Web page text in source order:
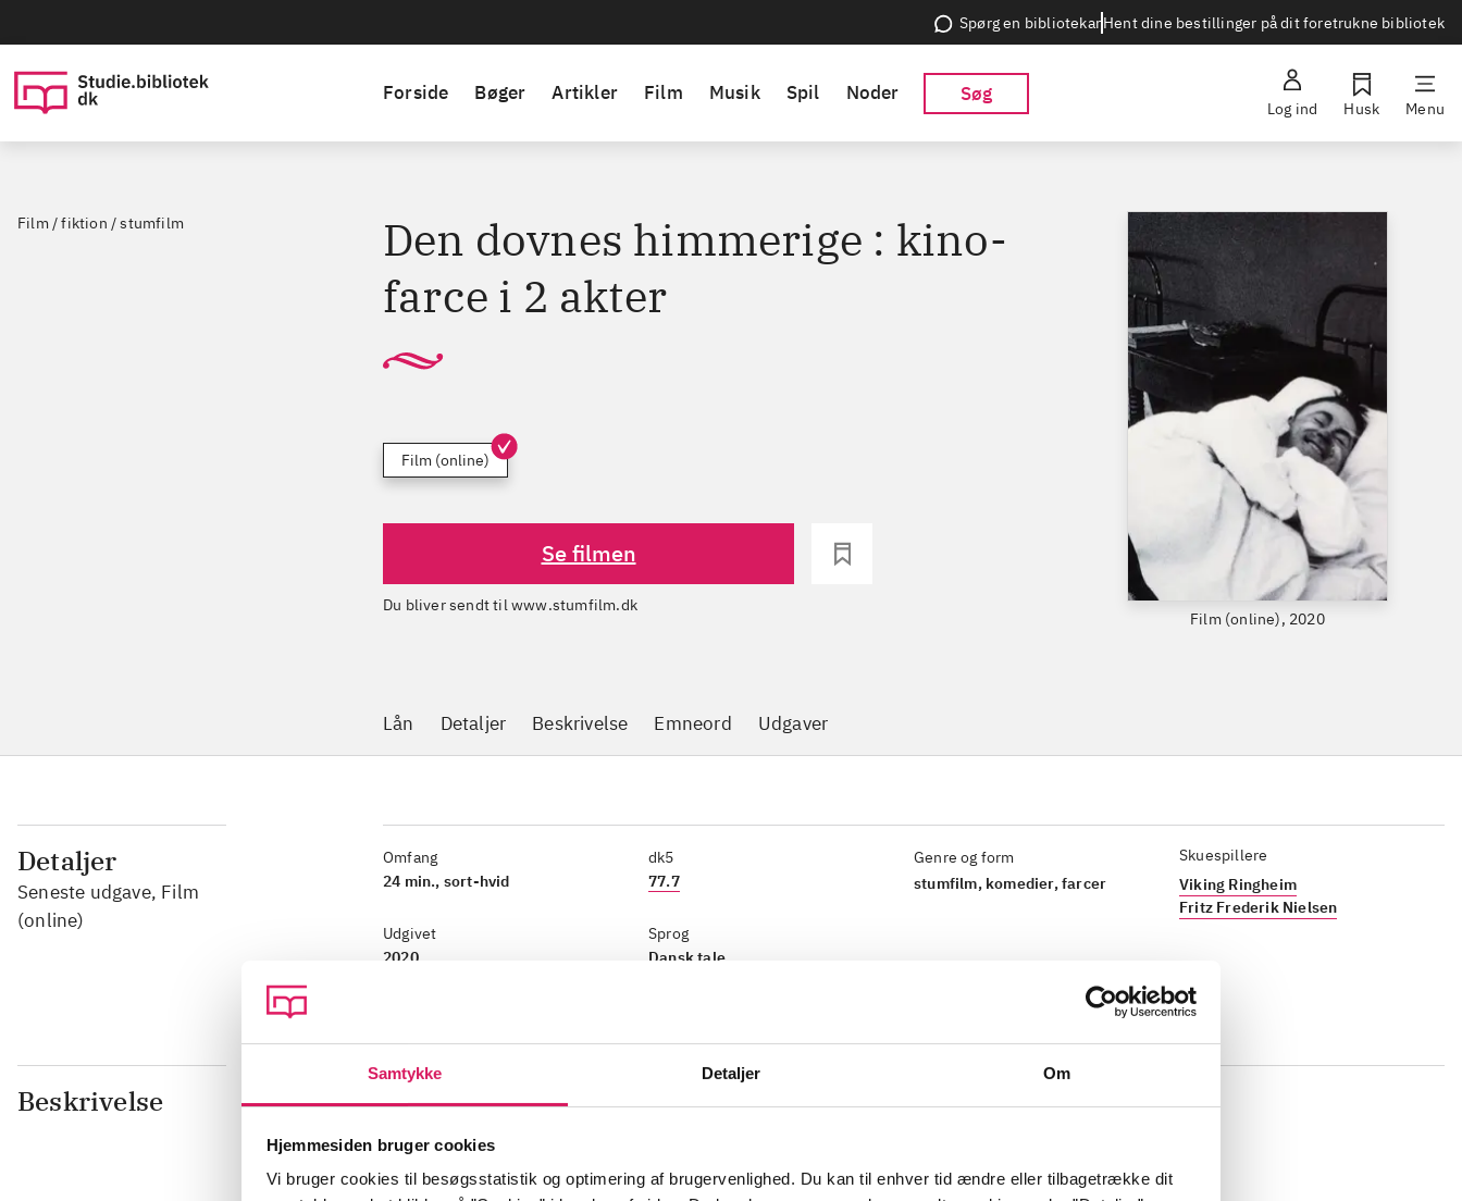
Samtykke Detaljer Om
Hjemmesiden bruger cookies
Vi bruger cookies til besøgsstatistik og optimering af brugervenlighed. Du kan til enhver tid ændre eller tilbagetrække dit
Spørg en bibliotekarHent dine bestillinger på dit foretrukne bibliotek
Forside Bøger Artikler Film Musik Spil Noder Søg
Log ind Husk Menu
Film / fiktion / stumfilm
Film (online), 2020
Den dovnes himmerige : kino-
farce i 2 akter
Film (online)
Se filmen
Du bliver sendt til www.stumfilm.dk
Lån Detaljer Beskrivelse Emneord Udgaver
Detaljer
Seneste udgave, Film
(online)
Omfang
24 min., sort-hvid
Udgivet
2020
dk5
77.7
Sprog
Dansk tale
Genre og form
stumfilm, komedier, farcer
Skuespillere
Viking Ringheim
Fritz Frederik Nielsen
Beskrivelse
En doven vagabond bliver ved en fejl indlagt på sygehuset, hvilket han nyder. Det
udskrevet, men den dovne har en plan: Han skal tilbage til himmeriget!